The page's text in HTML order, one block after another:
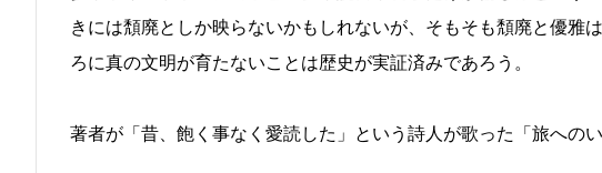
きには頽廃としか映らないかもしれないが、そもそも頽廃と優雅
ろに真の文明が育たないことは歴史が実証済みであろう。
著者が「昔、飽く事なく愛読した」という詩人が歌った「旅への